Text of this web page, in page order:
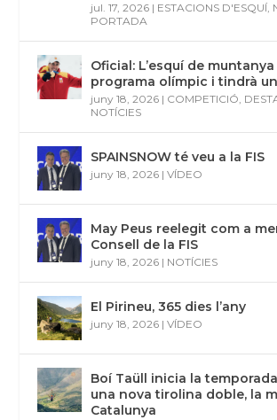
jul. 17, 2026 | ESTACIONS D'ESQUÍ,
PORTADA
Oficial: L’esquí de
programa olímpic i tindrà
juny 18, 2026 | COMPETICIÓ,
NOTÍCIES
SPAINSNOW té veu a la FIS
juny 18, 2026 |VÍDEO
May Peus reelegit com a
Consell de la FIS
juny 18, 2026 | NOTÍCIES
El Pirineu, 365 dies l’any
juny 18, 2026 |VÍDEO
Boí Taüll inicia la
una nova tirolina doble, la
Catalunya